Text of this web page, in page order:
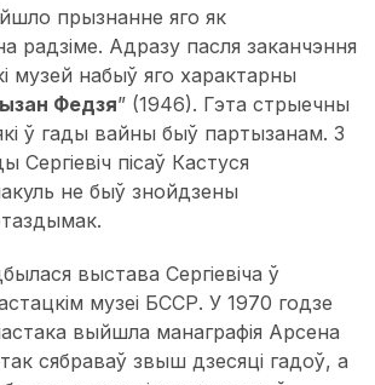
прызнанне яго як
радзіме. Адразу пасля заканчэння
музей набыў яго характарны
Федзя” (1946). Гэта стрыечны
ў гады вайны быў партызанам. З
Сергіевіч пісаў Кастуся
не быў знойдзены
выстава Сергіевіча ў
музеі БССР. У 1970 годзе
выйшла манаграфія Арсена
сябраваў звыш дзесяці гадоў, а